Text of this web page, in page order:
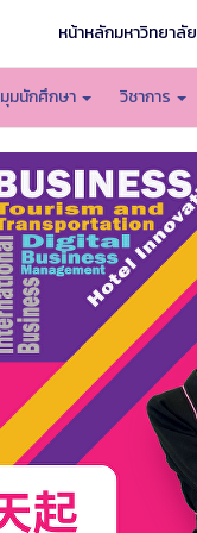
หน้าหลักมหาวิทยาลัย
มุมนักศึกษา วิชาการ